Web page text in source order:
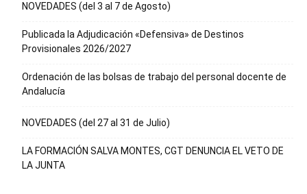
NOVEDADES (del 3 al 7 de Agosto)
Publicada la Adjudicación «Defensiva» de Destinos
Provisionales 2026/2027
Ordenación de las bolsas de trabajo del personal docente de
Andalucía
NOVEDADES (del 27 al 31 de Julio)
LA FORMACIÓN SALVA MONTES, CGT DENUNCIA EL VETO DE
LA JUNTA